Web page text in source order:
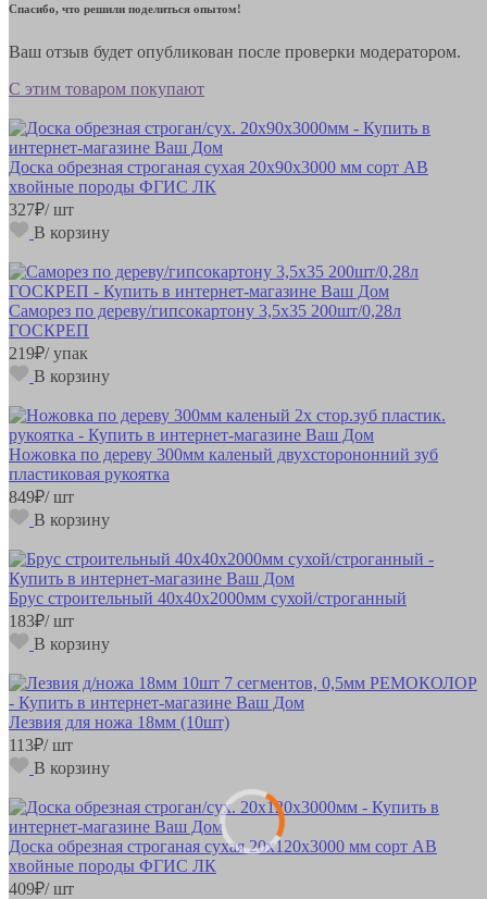
Спасибо, что решили поделиться опытом!
Ваш отзыв будет опубликован после проверки модератором.
С этим товаром покупают
Доска обрезная строганая сухая 20х90х3000 мм сорт АВ
хвойные породы ФГИС ЛК
327₽/ шт
В корзину
Саморез по дереву/гипсокартону 3,5х35 200шт/0,28л
ГОСКРЕП
219₽/ упак
В корзину
Ножовка по дереву 300мм каленый двухсторононний зуб
пластиковая рукоятка
849₽/ шт
В корзину
Брус строительный 40х40х2000мм сухой/строганный
183₽/ шт
В корзину
Лезвия для ножа 18мм (10шт)
113₽/ шт
В корзину
Доска обрезная строганая сухая 20х120х3000 мм сорт АВ
хвойные породы ФГИС ЛК
409₽/ шт